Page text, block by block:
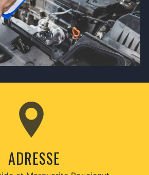
ADRESSE